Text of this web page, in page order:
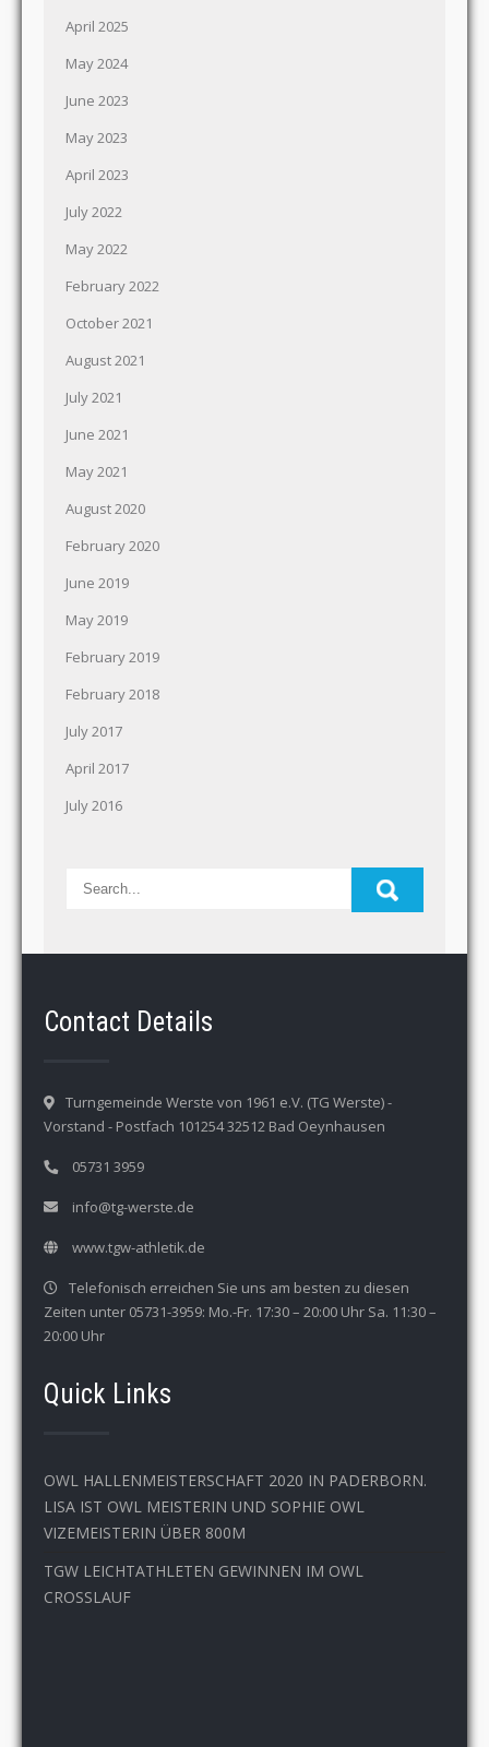
April 2025
May 2024
June 2023
May 2023
April 2023
July 2022
May 2022
February 2022
October 2021
August 2021
July 2021
June 2021
May 2021
August 2020
February 2020
June 2019
May 2019
February 2019
February 2018
July 2017
April 2017
July 2016
Contact Details
Turngemeinde Werste von 1961 e.V. (TG Werste) -
Vorstand - Postfach 101254 32512 Bad Oeynhausen
05731 3959
info@tg-werste.de
www.tgw-athletik.de
Telefonisch erreichen Sie uns am besten zu diesen
Zeiten unter 05731-3959: Mo.-Fr. 17:30 – 20:00 Uhr Sa. 11:30 –
20:00 Uhr
Quick Links
OWL HALLENMEISTERSCHAFT 2020 IN PADERBORN.
LISA IST OWL MEISTERIN UND SOPHIE OWL
VIZEMEISTERIN ÜBER 800M
TGW LEICHTATHLETEN GEWINNEN IM OWL
CROSSLAUF